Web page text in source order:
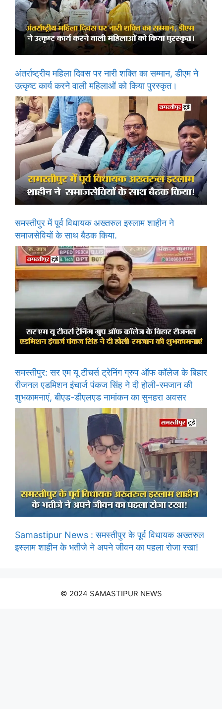
अंतर्राष्ट्रीय महिला दिवस पर नारी शक्ति का सम्मान, डीएम ने
उत्कृष्ट कार्य करने वाली महिलाओं को किया पुरस्कृत।
समस्तीपुर में पूर्व विधायक अख्तरुल इस्लाम शाहीन ने
समाजसेवियों के साथ बैठक किया.
समस्तीपुर: सर एम यू टीचर्स ट्रेनिंग ग्रुप ऑफ कॉलेज के बिहार
रीजनल एडमिशन इंचार्ज पंकज सिंह ने दी होली-रमजान की
शुभकामनाएं, बीएड-डीएलएड नामांकन का सुनहरा अवसर
Samastipur News : समस्तीपुर के पूर्व विधायक अख्तरुल
इस्लाम शाहीन के भतीजे ने अपने जीवन का पहला रोजा रखा!
© 2024 SAMASTIPUR NEWS